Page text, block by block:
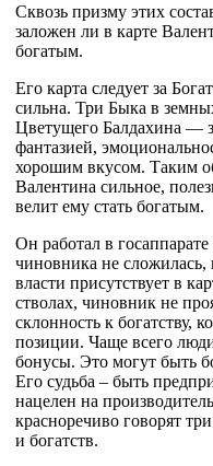
Сквозь призму этих
заложен ли в карте
богатым.
Его карта следует за
сильна. Три Быка в
Цветущего Балдахина —
фантазией,
хорошим вкусом. Таким
Валентина сильное,
велит ему стать богатым.
Он работал в
чиновника не сложилась,
власти присутствует в
стволах, чиновник не
склонность к богатству,
позиции. Чаще всего
бонусы. Это могут быть
Его судьба – быть
нацелен на
красноречиво говорят
и богатств.